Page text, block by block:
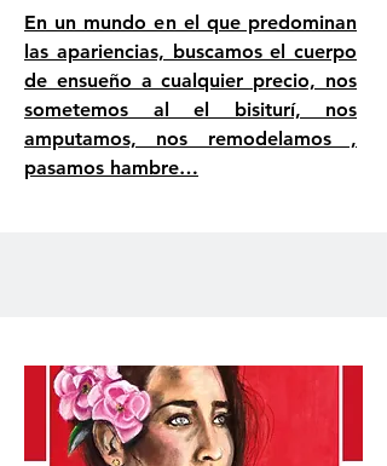
En un mundo en el que predominan
las apariencias, buscamos el cuerpo
de ensueño a cualquier precio, nos
sometemos al el bisiturí, nos
amputamos, nos remodelamos ,
pasamos hambre…